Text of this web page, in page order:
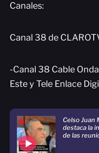
Canales:
Canal 38 de
-Canal 38 Cable
Este y Tele Enlace
Celso Juan
destaca la
de las